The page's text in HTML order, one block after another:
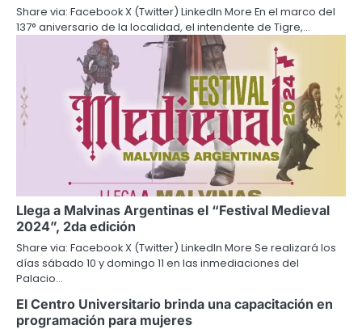
Share via: Facebook X (Twitter) LinkedIn More En el marco del
137° aniversario de la localidad, el intendente de Tigre,…
Llega a Malvinas Argentinas el “Festival Medieval
2024”, 2da edición
Share via: Facebook X (Twitter) LinkedIn More Se realizará los
días sábado 10 y domingo 11 en las inmediaciones del
Palacio…
El Centro Universitario brinda una capacitación en
programación para mujeres